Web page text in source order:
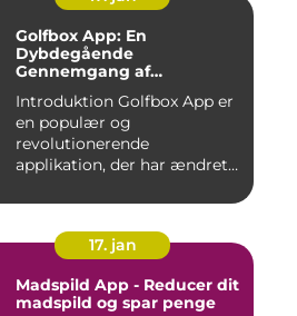
Golfbox App: En
Dybdegående
Gennemgang af
Introduktion Golfbox App er
en populær og
revolutionerende
applikation, der har ændret
17. jan
Madspild App - Reducer dit
madspild og spar penge